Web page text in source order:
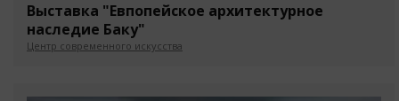
Выставка "Евпопейское архитектурное
наследие Баку"
Центр современного искусства